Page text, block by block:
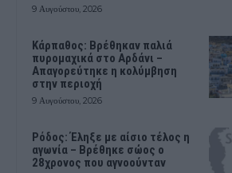
9 Αυγούστου, 2026
Κάρπαθος: Βρέθηκαν παλιά
πυρομαχικά στο Αρδάνι –
Απαγορεύτηκε η κολύμβηση
στην περιοχή
9 Αυγούστου, 2026
Ρόδος: Έληξε με αίσιο τέλος η
αγωνία – Βρέθηκε σώος ο
28χρονος που αγνοούνταν